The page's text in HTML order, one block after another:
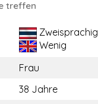
treffen
Zweisprachig
Wenig
Frau
38 Jahre